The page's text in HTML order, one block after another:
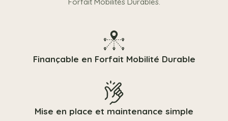
Finançable en Forfait Mobilité Durable
Mise en place et maintenance simple